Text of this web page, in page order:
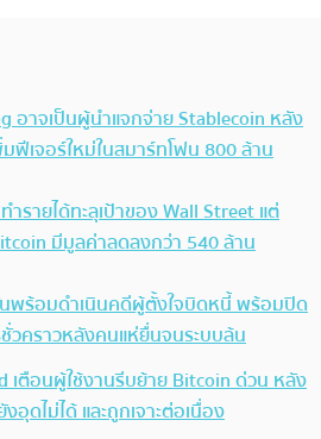
อาจเป็นผู้นำแจกจ่าย Stablecoin หลัง
มฟีเจอร์ใหม่ในสมาร์ทโฟน 800 ล้าน
ำรายได้ทะลุเป้าของ Wall Street แต่
มีมูลค่าลดลงกว่า 540 ล้าน
นพร้อมดำเนินคดีผู้ตั้งใจบิดหนี้ พร้อมปิด
วคราวหลังคนแห่ยื่นจนระบบล้น
เตือนผู้ใช้งานรีบย้าย Bitcoin ด่วน หลัง
อุดไม่ได้ และถูกเจาะต่อเนื่อง